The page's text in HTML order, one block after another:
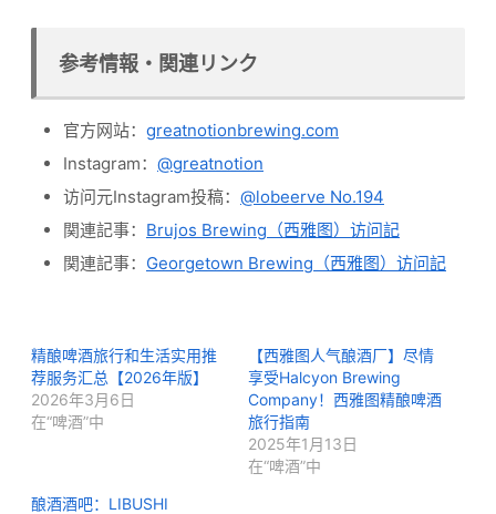
参考情報・関連リンク
官方网站： greatnotionbrewing.com
Instagram： @greatnotion
访问元Instagram投稿： @lobeerve No.194
関連記事： Brujos Brewing（西雅图）访问記
関連記事： Georgetown Brewing（西雅图）访问記
精酿啤酒旅行和生活实用推
荐服务汇总【2026年版】
2026年3月6日
在“啤酒”中
【西雅图人气酿酒厂】尽情
享受Halcyon Brewing
Company！西雅图精酿啤酒
旅行指南
2025年1月13日
在“啤酒”中
酿酒酒吧：LIBUSHI